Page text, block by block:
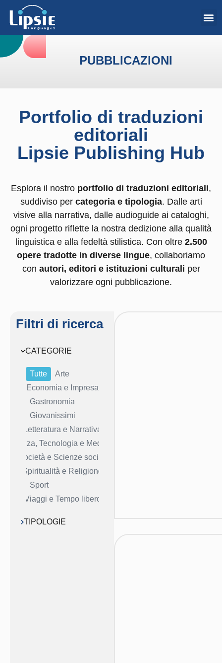
PUBBLICAZIONI
Portfolio di traduzioni
editoriali
Lipsie Publishing Hub
Esplora il nostro portfolio di traduzioni editoriali,
suddiviso per categoria e tipologia. Dalle arti
visive alla narrativa, dalle audioguide ai cataloghi,
ogni progetto riflette la nostra dedizione alla qualità
linguistica e alla fedeltà stilistica. Con oltre 2.500
opere tradotte in diverse lingue, collaboriamo
con autori, editori e istituzioni culturali per
valorizzare ogni pubblicazione.
Filtri di ricerca
CATEGORIE
Arte
Economia e Impresa
Gastronomia
Giovanissimi
Letteratura e Narrativa
Scienza, Tecnologia e Medicina
Società e Scienze sociali
Spiritualità e Religione
Sport
Viaggi e Tempo libero
Tutte
TIPOLOGIE